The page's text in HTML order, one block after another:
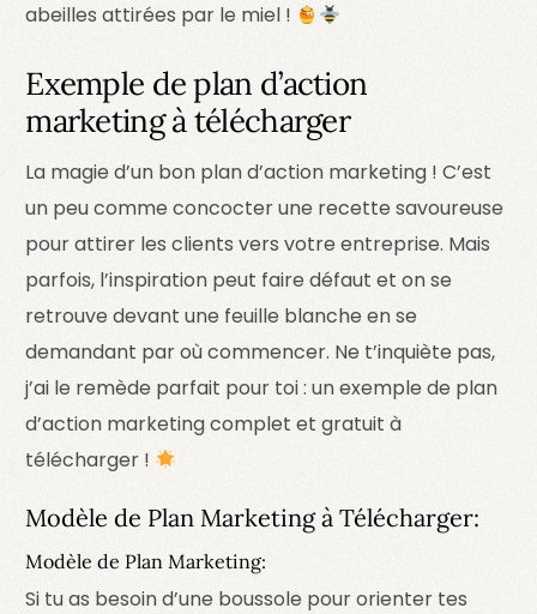
abeilles attirées par le miel !
Exemple de plan d’action
marketing à télécharger
La magie d’un bon plan d’action marketing ! C’est
un peu comme concocter une recette savoureuse
pour attirer les clients vers votre entreprise. Mais
parfois, l’inspiration peut faire défaut et on se
retrouve devant une feuille blanche en se
demandant par où commencer. Ne t’inquiète pas,
j’ai le remède parfait pour toi : un exemple de plan
d’action marketing complet et gratuit à
télécharger !
Modèle de Plan Marketing à Télécharger:
Modèle de Plan Marketing:
Si tu as besoin d’une boussole pour orienter tes